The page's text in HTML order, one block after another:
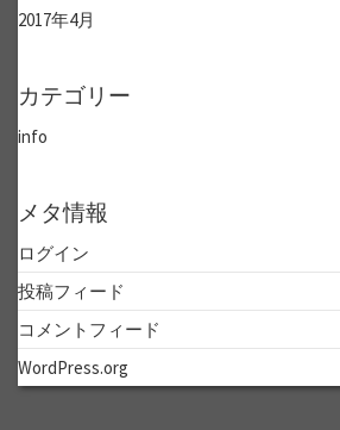
2017年4月
カテゴリー
info
メタ情報
ログイン
投稿フィード
コメントフィード
WordPress.org